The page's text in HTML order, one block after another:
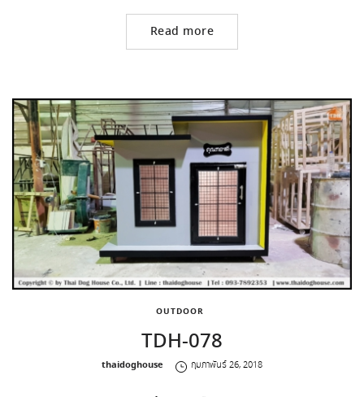
Read more
OUTDOOR
TDH-078
by
thaidoghouse กุมภาพันธ์ 26, 2018